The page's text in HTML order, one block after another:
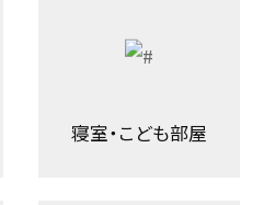
寝室・こども部屋